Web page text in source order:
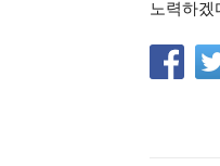
노력하겠